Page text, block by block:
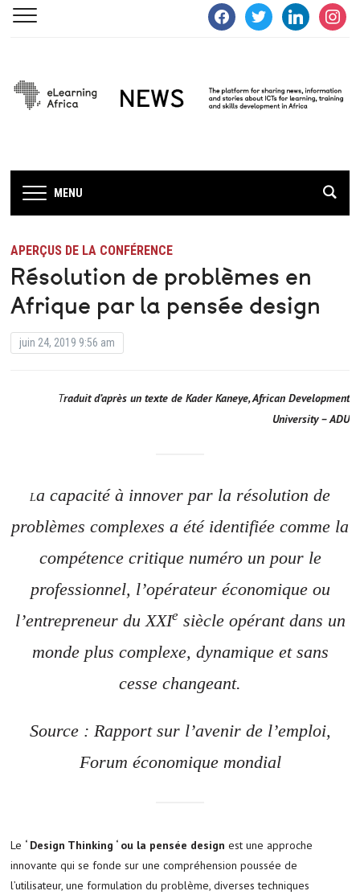
facebooktwitter linkedin
MENU
APERÇUS DE LA CONFÉRENCE
Résolution de problèmes en
Afrique par la pensée design
juin 24, 2019 9:56 am
Traduit d’après un texte de Kader Kaneye, African Development
University – ADU
La capacité à innover par la résolution de
problèmes complexes a été identifiée comme la
compétence critique numéro un pour le
professionnel, l’opérateur économique ou
l’entrepreneur du XXIe siècle opérant dans un
monde plus complexe, dynamique et sans
cesse changeant.
Source : Rapport sur l’avenir de l’emploi,
Forum économique mondial
Le ‘ Design Thinking ‘ ou la pensée design est une approche
innovante qui se fonde sur une compréhension poussée de
l’utilisateur, une formulation du problème, diverses techniques